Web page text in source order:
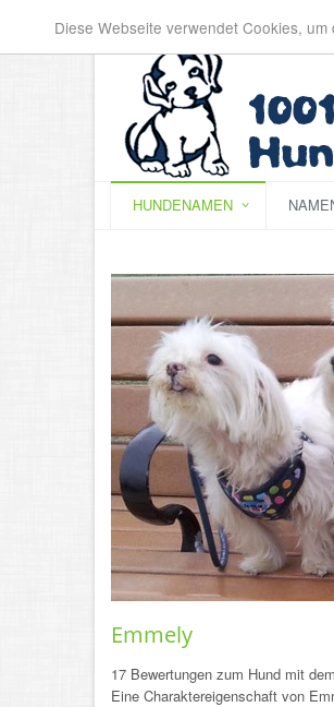
Diese Webseite verwendet Cookies,
HUNDENAMEN
Emmely
17 Bewertungen zum Hund mit
Eine Charaktereigenschaft von